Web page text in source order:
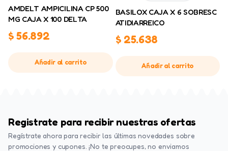
AMDELT AMPICILINA CP 500
MG CAJA X 100 DELTA
$56.892
Añadir al carrito
BASILOX CAJA X 6 SOBRESC
ATIDIARREICO
$ 25.638
Añadir al carrito
Registrate para recibir nuestras ofertas
Regístrate ahora para recibir las últimas novedades sobre
promociones y cupones. ¡No te preocupes, no enviamos